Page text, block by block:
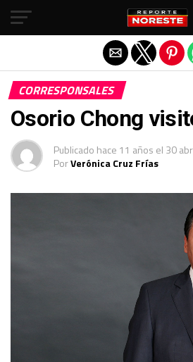
CORRESPONSALES
Osorio Chong
Publicado hace 11 años el 30
PorVerónica Cruz Frías
Salir de la versión